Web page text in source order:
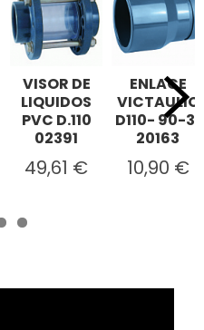
VISOR DE
LIQUIDOS
PVC D.110
02391
49,61 €
ENLACE
VICTAULIC
D110- 90-3"
20163
10,90 €